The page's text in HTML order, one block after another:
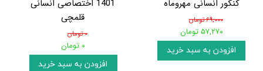
کنکور انسانی مهروماه
۶۹,۰۰۰ تومان
۵۷,۲۷۰ تومان
افزودن به سبد خرید
1401 اختصاصی انسانی
قلمچی
۰ تومان
۰ تومان
افزودن به سبد خرید